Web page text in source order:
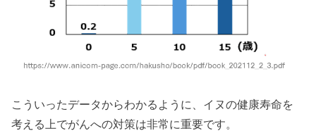
こういったデータからわかるように、イヌの健康寿命を
考える上でがんへの対策は非常に重要です。